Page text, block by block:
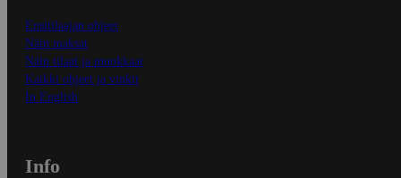
Ensitilaajan ohjeet
Näin maksat
Näin tilaat ja muokkaat
Kaikki ohjeet ja vinkit
In English
Info